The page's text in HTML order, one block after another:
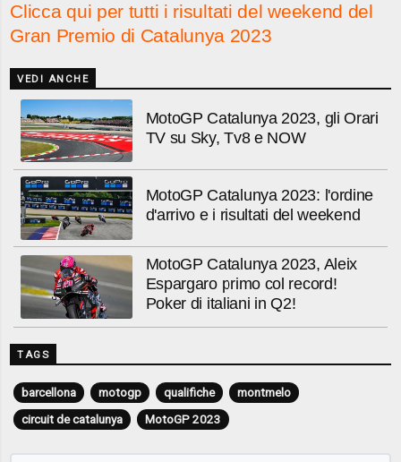
Clicca qui per tutti i risultati del weekend del
Gran Premio di Catalunya 2023
VEDI ANCHE
MotoGP Catalunya 2023, gli Orari
TV su Sky, Tv8 e NOW
MotoGP Catalunya 2023: l'ordine
d'arrivo e i risultati del weekend
MotoGP Catalunya 2023, Aleix
Espargaro primo col record!
Poker di italiani in Q2!
TAGS
barcellona motogp qualifiche
montmelo
circuit de catalunya
MotoGP 2023